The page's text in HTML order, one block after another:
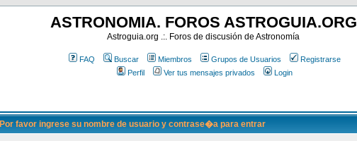
ASTRONOMIA. FOROS ASTROGUIA.ORG
Astroguia.org .:. Foros de discusión de Astronomía
FAQ Buscar Miembros Grupos de Usuarios
Registrarse
Perfil
Ver tus mensajes privados Login
Por favor ingrese su nombre de usuario y contrase�a para entrar